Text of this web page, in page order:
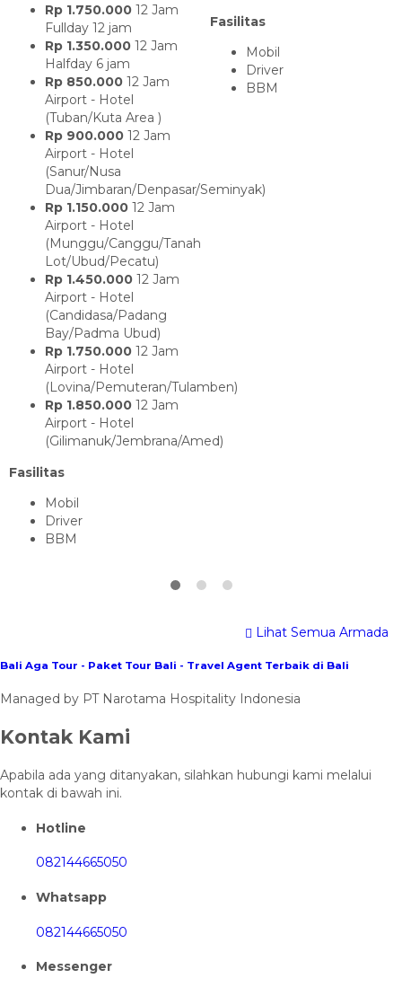
Rp 1.750.000 12 Jam
Fullday 12 jam
Rp 1.350.000 12 Jam
Halfday 6 jam
Rp 850.000 12 Jam
Airport - Hotel
(Tuban/Kuta Area )
Rp 900.000 12 Jam
Airport - Hotel
(Sanur/Nusa
Dua/Jimbaran/Denpasar/Seminyak)
Rp 1.150.000 12 Jam
Airport - Hotel
(Munggu/Canggu/Tanah
Lot/Ubud/Pecatu)
Rp 1.450.000 12 Jam
Airport - Hotel
(Candidasa/Padang
Bay/Padma Ubud)
Rp 1.750.000 12 Jam
Airport - Hotel
(Lovina/Pemuteran/Tulamben)
Rp 1.850.000 12 Jam
Airport - Hotel
(Gilimanuk/Jembrana/Amed)
Fasilitas
Mobil
Driver
BBM
Fasilitas
Mobil
Driver
BBM
Lihat Semua Armada
Bali Aga Tour - Paket Tour Bali - Travel Agent Terbaik di Bali
Managed by PT Narotama Hospitality Indonesia
Kontak Kami
Apabila ada yang ditanyakan, silahkan hubungi kami melalui
kontak di bawah ini.
Hotline
082144665050
Whatsapp
082144665050
Messenger